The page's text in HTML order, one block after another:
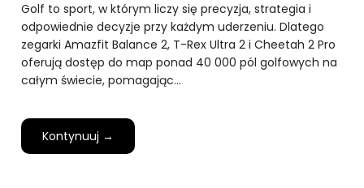
Golf to sport, w którym liczy się precyzja, strategia i
odpowiednie decyzje przy każdym uderzeniu. Dlatego
zegarki Amazfit Balance 2, T-Rex Ultra 2 i Cheetah 2 Pro
oferują dostęp do map ponad 40 000 pól golfowych na
całym świecie, pomagając…
Kontynuuj →